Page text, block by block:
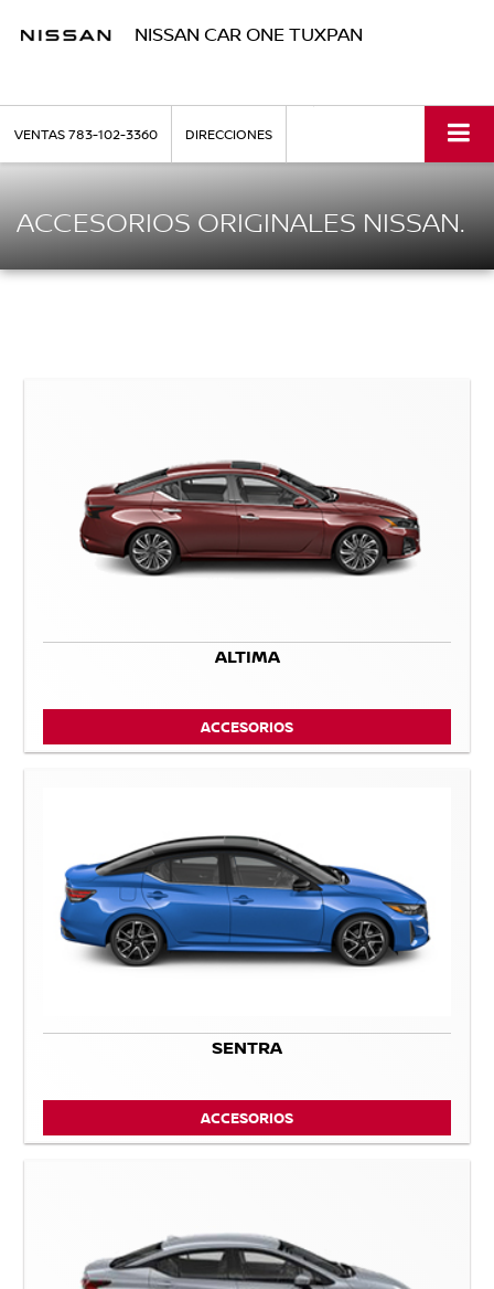
NISSAN CAR ONE TUXPAN
VENTAS783-102-3360 DIRECCIONES
ACCESORIOS ORIGINALES NISSAN.
ALTIMA
ACCESORIOS
SENTRA
ACCESORIOS